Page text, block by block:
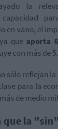
la
en vano, el
que aporta
con más de
sólo reflejan
para la
de medio
que la